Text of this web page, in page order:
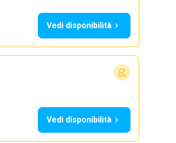
Vedi disponibilità
Vedi disponibilità